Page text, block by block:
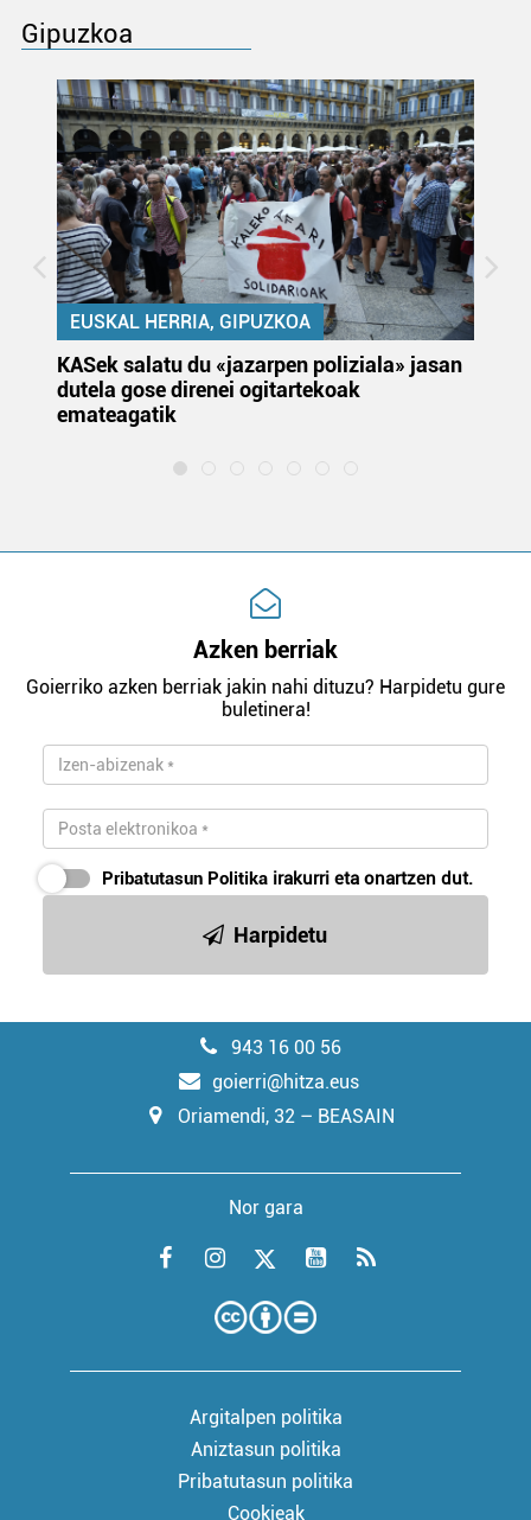
Gipuzkoa
EUSKAL HERRIA, GIPUZKOA
KASek salatu du «jazarpen poliziala» jasan
dutela gose direnei ogitartekoak
emateagatik
Azken berriak
Goierriko azken berriak jakin nahi dituzu? Harpidetu gure
buletinera!
Pribatutasun Politika irakurri eta onartzen dut.
Harpidetu
943 16 00 56
goierri@hitza.eus
Oriamendi, 32 – BEASAIN
Nor gara
Argitalpen politika
Aniztasun politika
Pribatutasun politika
Cookieak